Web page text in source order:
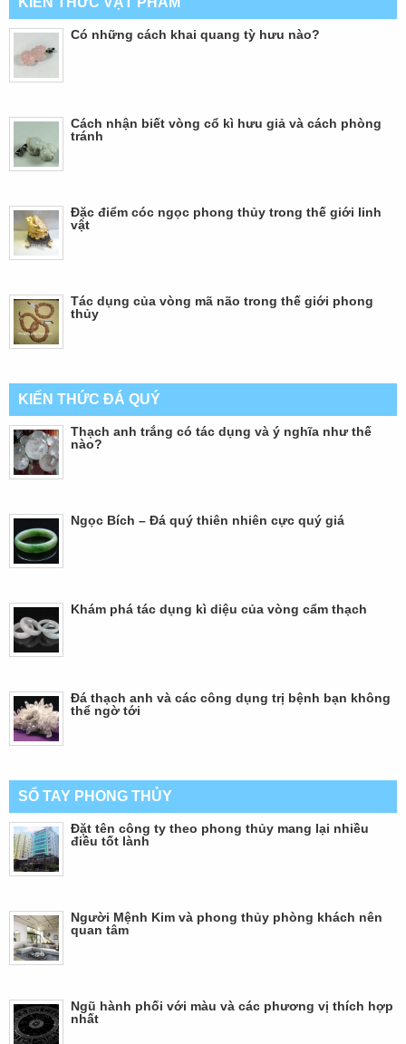
Có những cách khai quang tỳ hưu nào?
Cách nhận biết vòng cổ kì hưu giả và cách phòng
tránh
Đặc điểm cóc ngọc phong thủy trong thế giới linh
vật
Tác dụng của vòng mã não trong thế giới phong
thủy
KIẾN THỨC ĐÁ QUÝ
Thạch anh trắng có tác dụng và ý nghĩa như thế
nào?
Ngọc Bích – Đá quý thiên nhiên cực quý giá
Khám phá tác dụng kì diệu của vòng cẩm thạch
Đá thạch anh và các công dụng trị bệnh bạn không
thể ngờ tới
SỔ TAY PHONG THỦY
Đặt tên công ty theo phong thủy mang lại nhiều
điều tốt lành
Người Mệnh Kim và phong thủy phòng khách nên
quan tâm
Ngũ hành phối với màu và các phương vị thích hợp
nhất